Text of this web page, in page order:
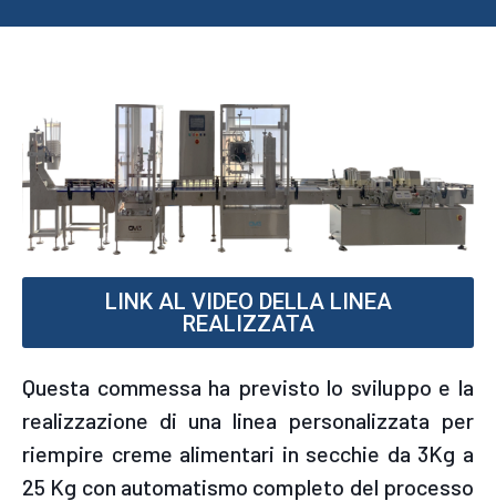
LINK AL VIDEO DELLA LINEA
REALIZZATA
Questa commessa ha previsto lo sviluppo e la
realizzazione di una linea personalizzata per
riempire creme alimentari in secchie da 3Kg a
25 Kg con automatismo completo del processo